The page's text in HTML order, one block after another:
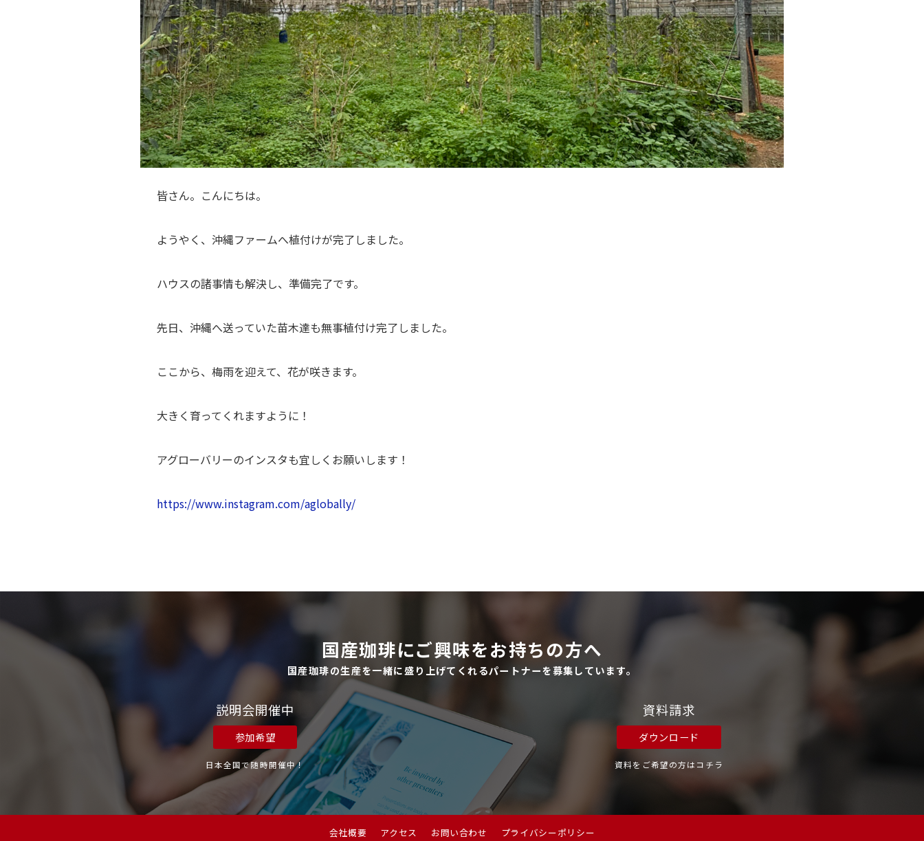
皆さん。こんにちは。
ようやく、沖縄ファームへ植付けが完了しました。
ハウスの諸事情も解決し、準備完了です。
先日、沖縄へ送っていた苗木達も無事植付け完了しました。
ここから、梅雨を迎えて、花が咲きます。
大きく育ってくれますように！
アグローバリーのインスタも宜しくお願いします！
https://www.instagram.com/aglobally/
国産珈琲にご興味をお持ちの方へ
国産珈琲の生産を一緒に盛り上げてくれるパートナーを募集しています。
説明会開催中
参加希望
日本全国で随時開催中！
資料請求
ダウンロード
資料をご希望の方はコチラ
会社概要 アクセス お問い合わせ プライバシーポリシー